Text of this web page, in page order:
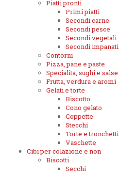
Piatti pronti
Primi piatti
Secondi carne
Secondi pesce
Secondi vegetali
Secondi impanati
Contorni
Pizza, pane e paste
Specialita, sughi e salse
Frutta, verdura e aromi
Gelati e torte
Biscotto
Cono gelato
Coppette
Stecchi
Torte e tronchetti
Vaschette
Cibi per colazione e non
Biscotti
Secchi